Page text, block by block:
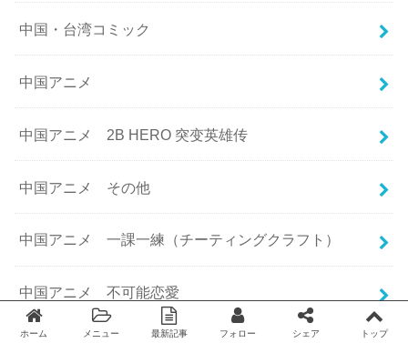
中国・台湾コミック
中国アニメ
中国アニメ 2B HERO 突变英雄传
中国アニメ その他
中国アニメ 一課一練（チーティングクラフト）
中国アニメ 不可能恋愛
ホーム メニュー 最新記事 フォロー シェア トップ
Twitter facebook